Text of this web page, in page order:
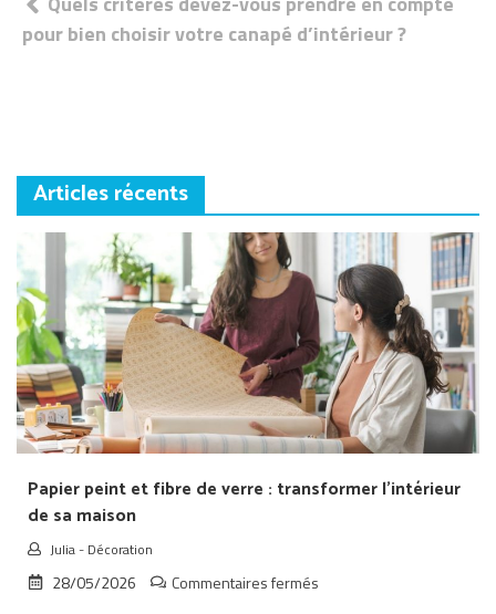
de
pour bien choisir votre canapé d’intérieur ?
Articles récents
Papier peint et fibre de verre : transformer l’intérieur
de sa maison
Julia- Décoration
28/05/2026 Commentaires fermés